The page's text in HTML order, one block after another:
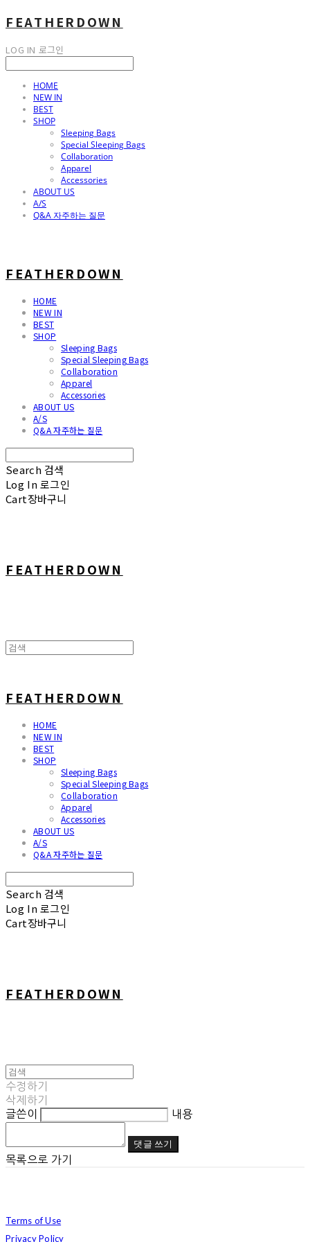
FEATHERDOWN
LOG IN 로그인
HOME
NEW IN
BEST
SHOP
Sleeping Bags
Special Sleeping Bags
Collaboration
Apparel
Accessories
ABOUT US
A/S
Q&A 자주하는 질문
FEATHERDOWN
HOME
NEW IN
BEST
SHOP
Sleeping Bags
Special Sleeping Bags
Collaboration
Apparel
Accessories
ABOUT US
A/S
Q&A 자주하는 질문
Search 검색
Log In 로그인
Cart장바구니
FEATHERDOWN
FEATHERDOWN
HOME
NEW IN
BEST
SHOP
Sleeping Bags
Special Sleeping Bags
Collaboration
Apparel
Accessories
ABOUT US
A/S
Q&A 자주하는 질문
Search 검색
Log In 로그인
Cart장바구니
FEATHERDOWN
수정하기
삭제하기
글쓴이
내용
댓글 쓰기
목록으로 가기
Terms of Use
Privacy Policy